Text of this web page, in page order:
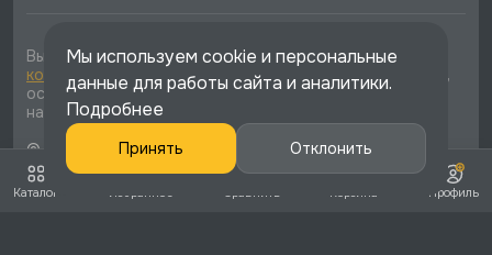
Вы соглашаетесь с условиямиполитики
конфиденциальностиипубличной офертыкаждый раз,
оставляя свои данные в любой форме обратной связи
на сайте runtec-shop.ru
© 2026 «Runtec», официальный интернет-магазин. Все
права защищены
Каталог Профиль
Мы используем cookie и персональные
данные для работы сайта и аналитики.
Подробнее
Принять Отклонить